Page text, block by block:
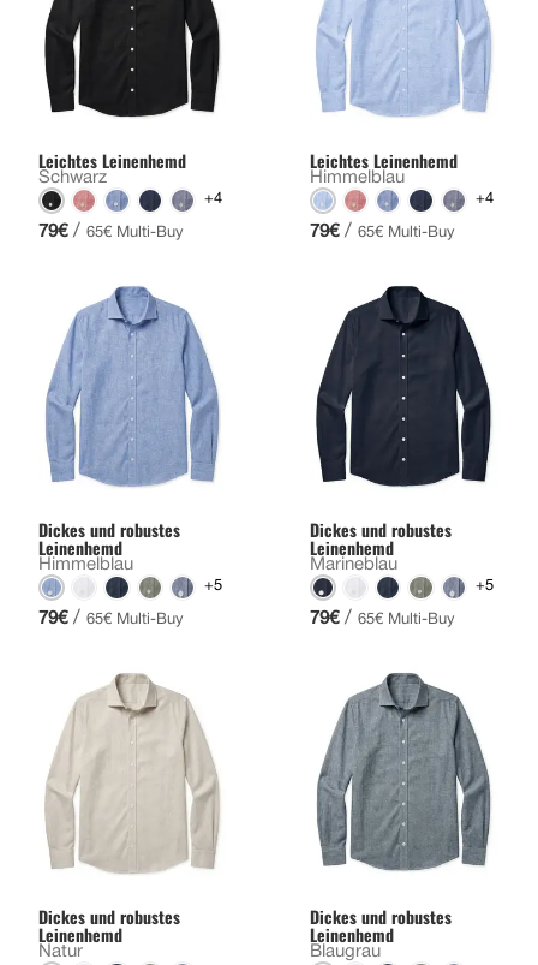
Leichtes Leinenhemd
Schwarz
+4
79€ / 65€ Multi-Buy
Leichtes Leinenhemd
Himmelblau
+4
79€ / 65€ Multi-Buy
Dickes und robustes
Leinenhemd
Himmelblau
+5
79€ / 65€ Multi-Buy
Dickes und robustes
Leinenhemd
Marineblau
+5
79€ / 65€ Multi-Buy
Dickes und robustes
Leinenhemd
Natur
Dickes und robustes
Leinenhemd
Blaugrau